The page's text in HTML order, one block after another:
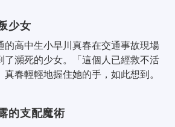
..少女
的高中生小早川真春在交通事故現場
了瀕死的少女。「這個人已經救不活
真春輕輕地握住她的手，如此想到。
..的支配魔術